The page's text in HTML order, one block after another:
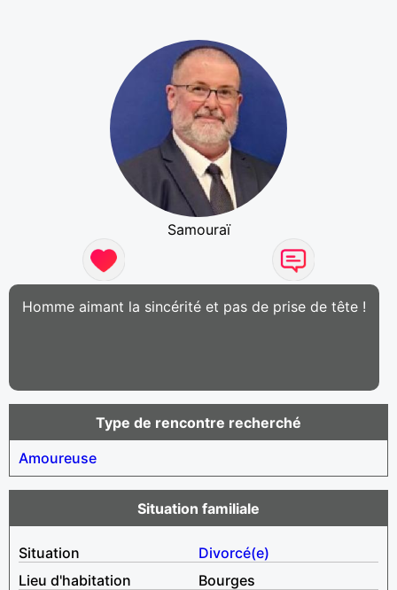
Samouraï
Homme aimant la sincérité et pas de prise de tête !
Type de rencontre recherché
Amoureuse
Situation familiale
Situation
Divorcé(e)
Lieu d'habitation
Bourges